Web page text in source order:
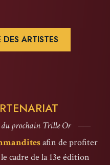
ARTISTES
du prochain Trille Or
afin de profiter
cadre de la 13e édition